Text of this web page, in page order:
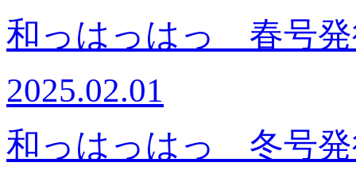
和っはっはっ 春号
2025.02.01
和っはっはっ 冬号